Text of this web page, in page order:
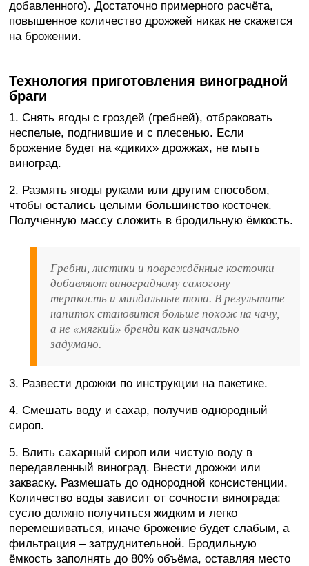
добавленного). Достаточно примерного расчёта,
повышенное количество дрожжей никак не скажется
на брожении.
Технология приготовления виноградной
браги
1. Снять ягоды с гроздей (гребней), отбраковать
неспелые, подгнившие и с плесенью. Если
брожение будет на «диких» дрожжах, не мыть
виноград.
2. Размять ягоды руками или другим способом,
чтобы остались целыми большинство косточек.
Полученную массу сложить в бродильную ёмкость.
Гребни, листики и повреждённые косточки
добавляют виноградному самогону
терпкость и миндальные тона. В результате
напиток становится больше похож на чачу,
а не «мягкий» бренди как изначально
задумано.
3. Развести дрожжи по инструкции на пакетике.
4. Смешать воду и сахар, получив однородный
сироп.
5. Влить сахарный сироп или чистую воду в
передавленный виноград. Внести дрожжи или
закваску. Размешать до однородной консистенции.
Количество воды зависит от сочности винограда:
сусло должно получиться жидким и легко
перемешиваться, иначе брожение будет слабым, а
фильтрация – затруднительной. Бродильную
ёмкость заполнять до 80% объёма, оставляя место